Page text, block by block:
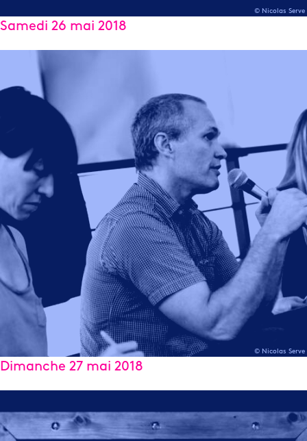
© Nicolas Serve
Samedi 26 mai 2018
© Nicolas Serve
Dimanche 27 mai 2018